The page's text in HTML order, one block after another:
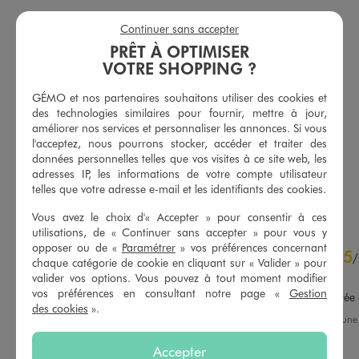
Short en jean coupe large fendu sur les côtés femme
15,99 €
5/5 de moyenne
(67 avis)
AJOUTERAU PANIER
Legging 7/8e en coton stretch femme grande taille Plus +
8,99 €
4.5/5 de moyenne
(142 avis)
AJOUTER AU PANIER
4.7/5
Basé sur76 avis soumis à un
5/
Avis vérifié et récompensé
La taille est très bien
, suite à
21/07/2026 parVéronique J.
PRÊT À OPTIMISER
VOTRE SHOPPING ?
GÉMO et nos partenaires souhaitons utiliser des cookies et
des technologies similaires pour fournir, mettre à jour,
améliorer nos services et personnaliser les annonces. Si vous
l'acceptez, nous pourrons stocker, accéder et traiter des
données personnelles telles que vos visites à ce site web, les
adresses IP, les informations de votre compte utilisateur
telles que votre adresse e-mail et les identifiants des cookies.
Vous avez le choix d'« Accepter » pour consentir à ces
utilisations, de « Continuer sans accepter » pour vous y
opposer ou de « Paramétrer » vos préférences concernant
chaque catégorie de cookie en cliquant sur « Valider » pour
valider vos options. Vous pouvez à tout moment modifier
vos préférences en consultant notre page « Gestion
des cookies ».
Accepter
Continuer sans accepter